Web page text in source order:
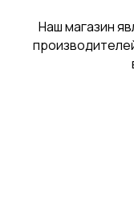
Наш магазин